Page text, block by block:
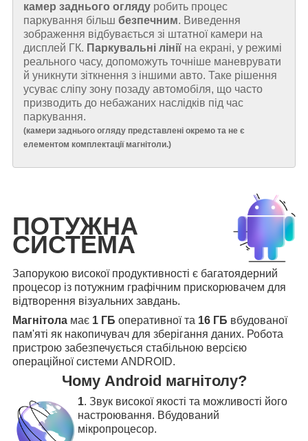
камер заднього огляду робить процес
паркування більш безпечним. Виведення
зображення відбувається зі штатної камери на
дисплей ГК. Паркувальні лінії на екрані, у режимі
реального часу, допоможуть точніше маневрувати
й уникнути зіткнення з іншими авто. Таке рішення
усуває сліпу зону позаду автомобіля, що часто
призводить до небажаних наслідків під час
паркування.
(камери заднього огляду представлені окремо та не є
елементом комплектації магнітоли.)
ПОТУЖНА
СИСТЕМА
Запорукою високої продуктивності є багатоядерний
процесор із потужним графічним прискорювачем для
відтворення візуальних завдань.
Магнітола має 1 ГБ оперативної та 16 ГБ вбудованої
пам'яті як накопичувач для зберігання даних. Робота
пристрою забезпечується стабільною версією
операційної системи ANDROID.
Чому Android магнітолу?
1. Звук високої якості та можливості його
настроювання. Вбудований
мікропроцесор.